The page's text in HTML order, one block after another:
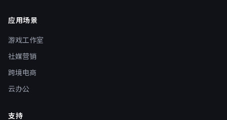
应用场景
游戏工作室
社媒营销
跨境电商
云办公
支持